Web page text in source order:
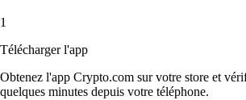
1
Télécharger l'app
Obtenez l'app Crypto.com sur votre store et
quelques minutes depuis votre téléphone.